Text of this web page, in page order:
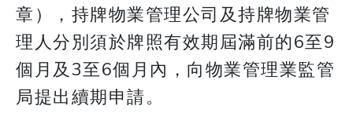
章），持牌物業管理公司及持牌物業管
理人分別須於牌照有效期屆滿前的6至9
個月及3至6個月內，向物業管理業監管
局提出續期申請。